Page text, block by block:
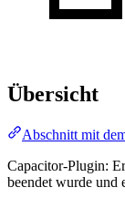
Übersicht
Abschnitt mit
Capacitor-Plugin:
beendet wurde und